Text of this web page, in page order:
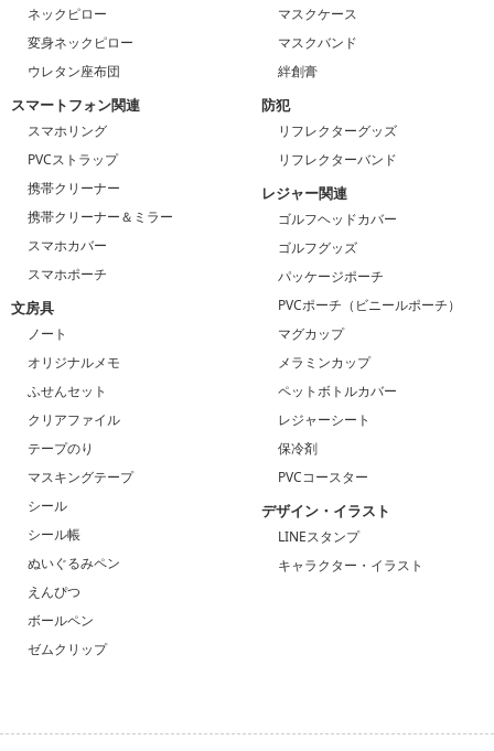
ネックピロー
変身ネックピロー
ウレタン座布団
スマートフォン関連
スマホリング
PVCストラップ
携帯クリーナー
携帯クリーナー＆ミラー
スマホカバー
スマホポーチ
文房具
ノート
オリジナルメモ
ふせんセット
クリアファイル
テープのり
マスキングテープ
シール
シール帳
ぬいぐるみペン
えんぴつ
ボールペン
ゼムクリップ
マスクケース
マスクバンド
絆創膏
防犯
リフレクターグッズ
リフレクターバンド
レジャー関連
ゴルフヘッドカバー
ゴルフグッズ
パッケージポーチ
PVCポーチ（ビニールポーチ）
マグカップ
メラミンカップ
ペットボトルカバー
レジャーシート
保冷剤
PVCコースター
デザイン・イラスト
LINEスタンプ
キャラクター・イラスト